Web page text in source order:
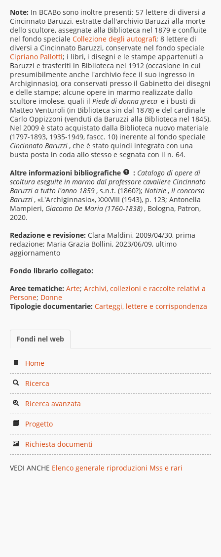
Note: In BCABo sono inoltre presenti: 57 lettere di diversi a
Cincinnato Baruzzi, estratte dall'archivio Baruzzi alla morte
dello scultore, assegnate alla Biblioteca nel 1879 e confluite
nel fondo speciale Collezione degli autografi; 8 lettere di
diversi a Cincinnato Baruzzi, conservate nel fondo speciale
Cipriano Pallotti; i libri, i disegni e le stampe appartenuti a
Baruzzi e trasferiti in Biblioteca nel 1912 (occasione in cui
presumibilmente anche l'archivio fece il suo ingresso in
Archiginnasio), ora conservati presso il Gabinetto dei disegni
e delle stampe; alcune opere in marmo realizzate dallo
scultore imolese, quali il Piede di donna greca e i busti di
Matteo Venturoli (in Biblioteca sin dal 1878) e del cardinale
Carlo Oppizzoni (venduti da Baruzzi alla Biblioteca nel 1845).
Nel 2009 è stato acquistato dalla Biblioteca nuovo materiale
(1797-1893, 1935-1949, fascc. 10) inerente al fondo speciale
Cincinnato Baruzzi, che è stato quindi integrato con una
busta posta in coda allo stesso e segnata con il n. 64.
Altre informazioni bibliografiche
: Catalogo di opere di
scoltura eseguite in marmo dal professore cavaliere Cincinnato
Baruzzi a tutto l'anno 1859, s.n.t. (1860?); Notizie, Il concorso
Baruzzi, «L'Archiginnasio», XXXVIII (1943), p. 123; Antonella
Mampieri, Giacomo De Maria (1760-1838), Bologna, Patron,
2020.
Redazione e revisione: Clara Maldini, 2009/04/30, prima
redazione; Maria Grazia Bollini, 2023/06/09, ultimo
aggiornamento
Fondo librario collegato:
Aree tematiche: Arte; Archivi, collezioni e raccolte relativi a
Persone; Donne
Tipologie documentarie: Carteggi, lettere e corrispondenza
Fondi nel web
Home
Ricerca
Ricerca avanzata
Progetto
Richiesta documenti
VEDI ANCHE Elenco generale riproduzioni Mss e rari